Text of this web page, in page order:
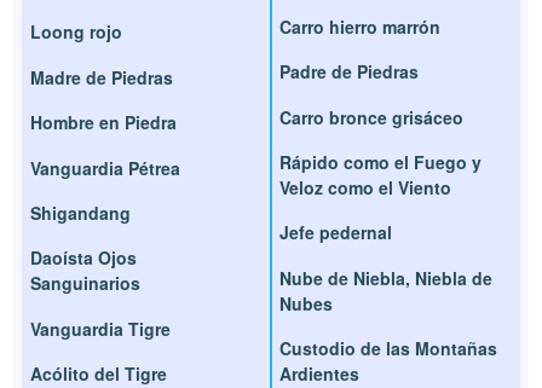
Loong rojo
Madre de Piedras
Hombre en Piedra
Vanguardia Pétrea
Shigandang
Daoísta Ojos
Sanguinarios
Vanguardia Tigre
Acólito del Tigre
Carro hierro marrón
Padre de Piedras
Carro bronce grisáceo
Rápido como el Fuego y
Veloz como el Viento
Jefe pedernal
Nube de Niebla, Niebla de
Nubes
Custodio de las Montañas
Ardientes